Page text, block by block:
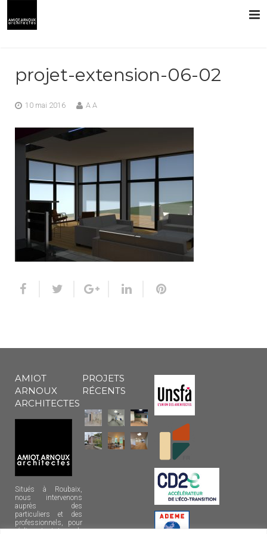
PRESTATIONS
CONTACT
projet-extension-06-02
10 mai 2016 A A
AMIOT
ARNOUX
ARCHITECTES
Situés à Roubaix,
nous intervenons
auprès des
particuliers et des
professionnels, pour
réaliser tout type de
PROJETS
RÉCENTS